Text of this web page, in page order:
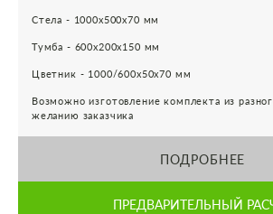
Стела - 1000х500х70 мм
Тумба - 600х200х150 мм
Цветник - 1000/600х50х70 мм
Возможно изготовление комплекта из
желанию заказчика
ПОДРОБНЕЕ
ПРЕДВАРИТЕЛЬНЫЙ